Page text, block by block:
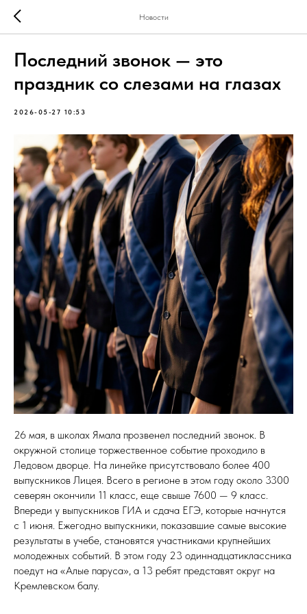
Новости
Последний звонок — это
праздник со слезами на глазах
2026-05-27 10:53
26 мая, в школах Ямала прозвенел последний звонок. В
окружной столице торжественное событие проходило в
Ледовом дворце. На линейке присутствовало более 400
выпускников Лицея. Всего в регионе в этом году около 3300
северян окончили 11 класс, еще свыше 7600 — 9 класс.
Впереди у выпускников ГИА и сдача ЕГЭ, которые начнутся
с 1 июня. Ежегодно выпускники, показавшие самые высокие
результаты в учебе, становятся участниками крупнейших
молодежных событий. В этом году 23 одиннадцатиклассника
поедут на «Алые паруса», а 13 ребят представят округ на
Кремлевском балу.